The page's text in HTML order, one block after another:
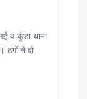
व कुंडा थाना
ठगों ने दो